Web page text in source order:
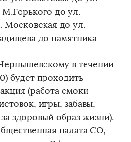
до ул.
Московская до ул.
до памятника
в течении
будет проходить
(работа смоки-
игры, забавы,
здоровый образ жизни).
палата СО,